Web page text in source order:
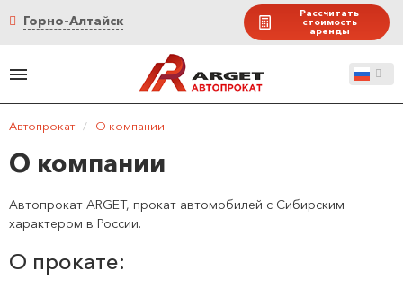
Горно-Алтайск Рассчитать
стоимость
аренды
Автопрокат / О компании
О компании
Автопрокат ARGET, прокат автомобилей с Сибирским
характером в России.
О прокате: